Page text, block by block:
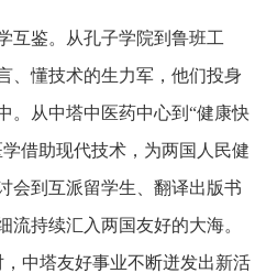
鉴。从孔子学院到鲁班工
、懂技术的生力军，他们投身
。从中塔中医药中心到“健康快
借助现代技术，为两国人民健
会到互派留学生、翻译出版书
流持续汇入两国友好的大海。
中塔友好事业不断迸发出新活